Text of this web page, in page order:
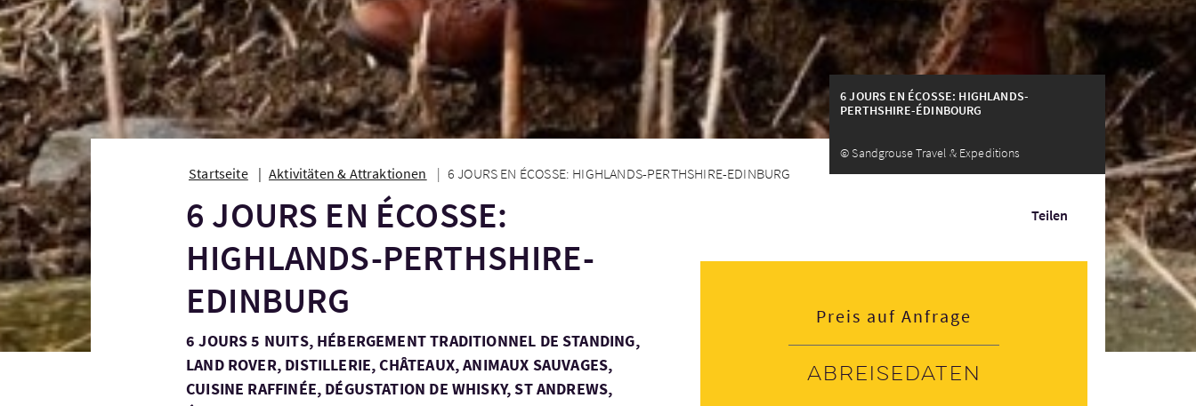
6 JOURS EN ÉCOSSE: HIGHLANDS-
PERTHSHIRE-ÉDINBOURG
© Sandgrouse Travel & Expeditions
Startseite Aktivitäten & Attraktionen 6 JOURS EN ÉCOSSE: HIGHLANDS-PERTHSHIRE-EDINBURG
Teilen
6 JOURS EN ÉCOSSE:
HIGHLANDS-PERTHSHIRE-
EDINBURG
6 JOURS 5 NUITS, HÉBERGEMENT TRADITIONNEL DE STANDING,
LAND ROVER, DISTILLERIE, CHÂTEAUX, ANIMAUX SAUVAGES,
CUISINE RAFFINÉE, DÉGUSTATION DE WHISKY, ST ANDREWS,
Preis auf Anfrage
Abreisedaten